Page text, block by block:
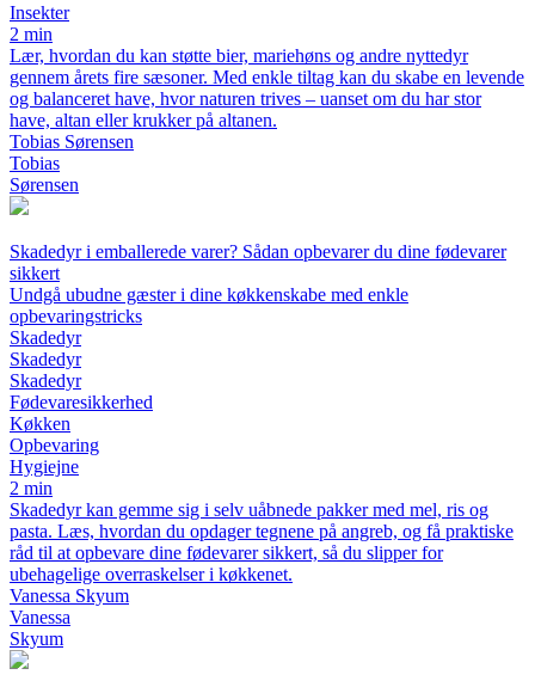
Insekter
2 min
Lær, hvordan du kan støtte bier, mariehøns og andre nyttedyr
gennem årets fire sæsoner. Med enkle tiltag kan du skabe en levende
og balanceret have, hvor naturen trives – uanset om du har stor
have, altan eller krukker på altanen.
Tobias Sørensen
Tobias
Sørensen
Skadedyr i emballerede varer? Sådan opbevarer du dine fødevarer
sikkert
Undgå ubudne gæster i dine køkkenskabe med enkle
opbevaringstricks
Skadedyr
Skadedyr
Skadedyr
Fødevaresikkerhed
Køkken
Opbevaring
Hygiejne
2 min
Skadedyr kan gemme sig i selv uåbnede pakker med mel, ris og
pasta. Læs, hvordan du opdager tegnene på angreb, og få praktiske
råd til at opbevare dine fødevarer sikkert, så du slipper for
ubehagelige overraskelser i køkkenet.
Vanessa Skyum
Vanessa
Skyum